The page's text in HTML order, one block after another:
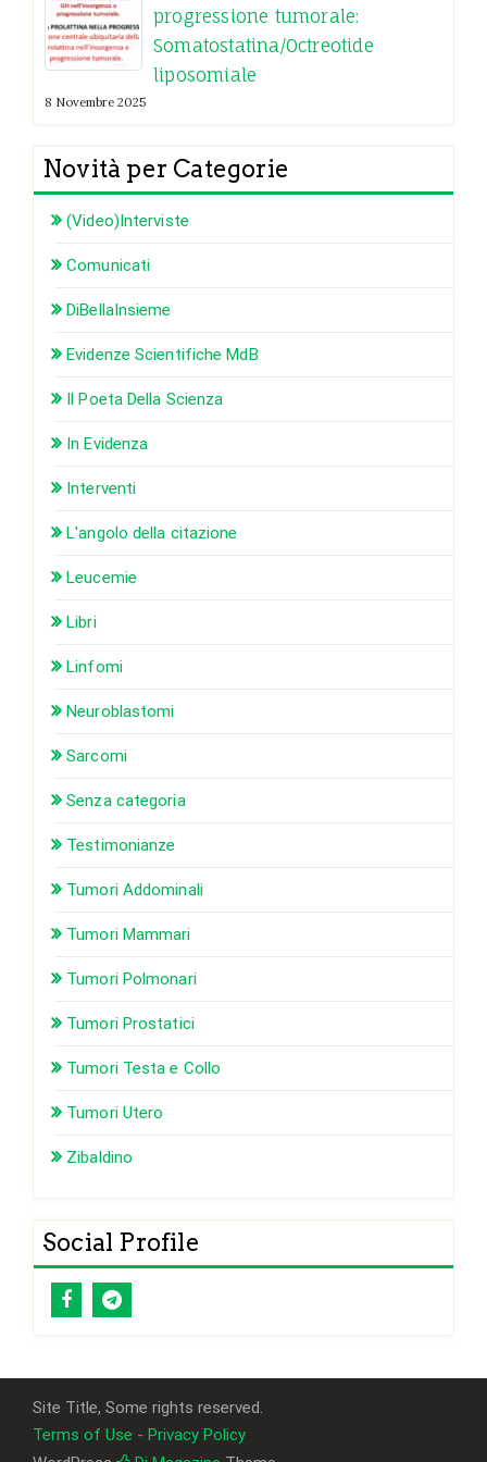
progressione tumorale:
Somatostatina/Octreotide
liposomiale
8 Novembre 2025
Novità per Categorie
(Video)Interviste
Comunicati
DiBellaInsieme
Evidenze Scientifiche MdB
Il Poeta Della Scienza
In Evidenza
Interventi
L'angolo della citazione
Leucemie
Libri
Linfomi
Neuroblastomi
Sarcomi
Senza categoria
Testimonianze
Tumori Addominali
Tumori Mammari
Tumori Polmonari
Tumori Prostatici
Tumori Testa e Collo
Tumori Utero
Zibaldino
Social Profile
Site Title, Some rights reserved.
Terms of Use - Privacy Policy